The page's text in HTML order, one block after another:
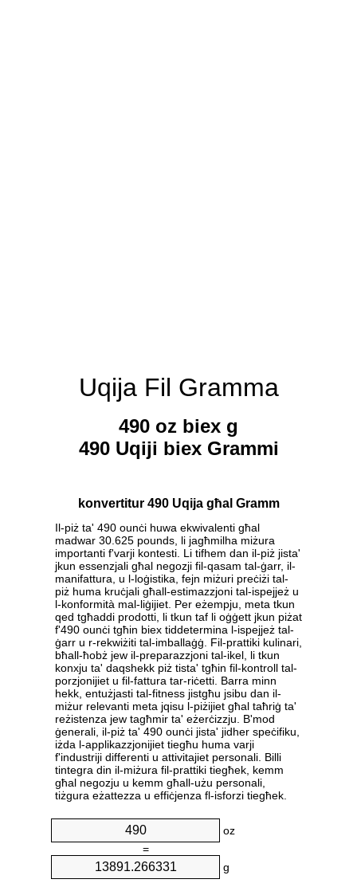
Uqija Fil Gramma
490 oz biex g
490 Uqiji biex Grammi
konvertitur 490 Uqija għal Gramm
Il-piż ta' 490 ounċi huwa ekwivalenti għal
madwar 30.625 pounds, li jagħmilha miżura
importanti f'varji kontesti. Li tifhem dan il-piż jista'
jkun essenzjali għal negozji fil-qasam tal-ġarr, il-
manifattura, u l-loġistika, fejn miżuri preċiżi tal-
piż huma kruċjali għall-estimazzjoni tal-ispejjeż u
l-konformità mal-liġijiet. Per eżempju, meta tkun
qed tgħaddi prodotti, li tkun taf li oġġett jkun piżat
f'490 ounċi tgħin biex tiddetermina l-ispejjeż tal-
ġarr u r-rekwiżiti tal-imballaġġ. Fil-prattiki kulinari,
bħall-ħobż jew il-preparazzjoni tal-ikel, li tkun
konxju ta' daqshekk piż tista' tgħin fil-kontroll tal-
porzjonijiet u fil-fattura tar-riċetti. Barra minn
hekk, entużjasti tal-fitness jistgħu jsibu dan il-
miżur relevanti meta jqisu l-piżijiet għal taħriġ ta'
reżistenza jew tagħmir ta' eżerċizzju. B'mod
ġenerali, il-piż ta' 490 ounċi jista' jidher speċifiku,
iżda l-applikazzjonijiet tiegħu huma varji
f'industriji differenti u attivitajiet personali. Billi
tintegra din il-miżura fil-prattiki tiegħek, kemm
għal negozju u kemm għall-użu personali,
tiżgura eżattezza u effiċjenza fl-isforzi tiegħek.
oz
=
g